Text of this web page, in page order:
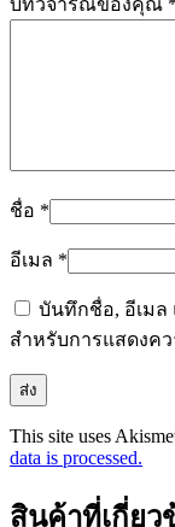
บทวิจารณ์ของคุณ *
ชื่อ *
อีเมล *
บันทึกชื่อ, อีเมล
สำหรับการแสดงค
This site uses
data is processed.
สินค้าที่เกี่ยว